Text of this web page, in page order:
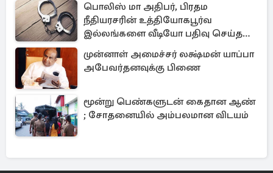
பொலிஸ் மா அதிபர், பிரதம
நீதியரசரின் உத்தியோகபூர்வ
இல்லங்களை வீடியோ பதிவு செய்தவர்
கைது
முன்னாள் அமைச்சர் லக்ஷ்மன் யாப்பா
அபேவர்தனவுக்கு பிணை
மூன்று பெண்களுடன் கைதான ஆண்
; சோதனையில் அம்பலமான விடயம்